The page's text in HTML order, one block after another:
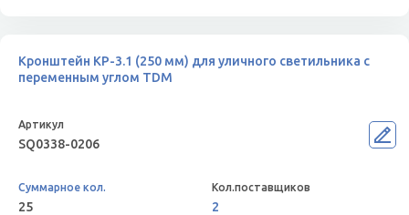
Кронштейн КР-3.1 (250 мм) для уличного светильника с
переменным углом TDM
SQ0338-0206
25 2